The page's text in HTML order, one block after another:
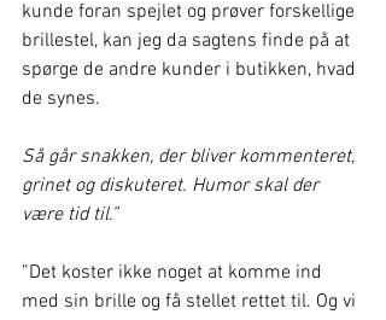
kunde foran spejlet og prøver forskellige
brillestel, kan jeg da sagtens finde på at
spørge de andre kunder i butikken, hvad
de synes.
Så går snakken, der bliver kommenteret,
grinet og diskuteret. Humor skal der
være tid til.”
”Det koster ikke noget at komme ind
med sin brille og få stellet rettet til. Og vi